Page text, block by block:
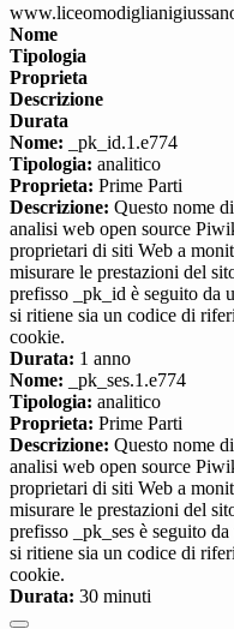
Nome
Tipologia
Proprieta
Descrizione
Durata
Nome: _pk_id.1.e774
Tipologia: analitico
Proprieta: Prime Parti
Descrizione: Questo nome
analisi web open source
proprietari di siti Web a
misurare le prestazioni del
prefisso _pk_id è seguito da
si ritiene sia un codice di
cookie.
Durata: 1 anno
Nome: _pk_ses.1.e774
Tipologia: analitico
Proprieta: Prime Parti
Descrizione: Questo nome
analisi web open source
proprietari di siti Web a
misurare le prestazioni del
prefisso _pk_ses è seguito
si ritiene sia un codice di
cookie.
Durata: 30 minuti